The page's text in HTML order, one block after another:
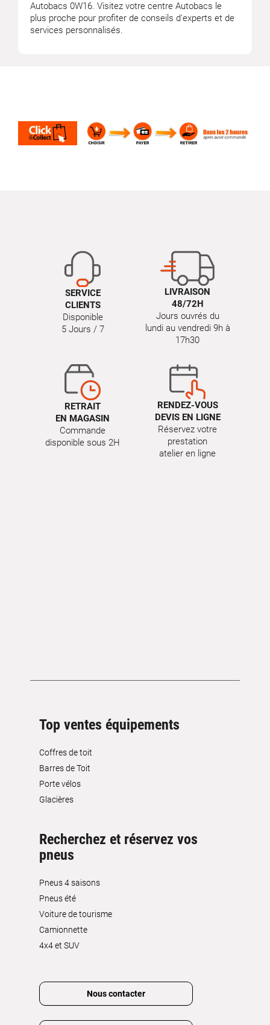
Autobacs 0W16. Visitez votre centre Autobacs le
plus proche pour profiter de conseils d'experts et de
services personnalisés.
SERVICE
CLIENTS
Disponible
5 Jours / 7
LIVRAISON
48/72H
Jours ouvrés du
lundi au vendredi 9h à
17h30
RETRAIT
EN MAGASIN
Commande
disponible sous 2H
RENDEZ-VOUS
DEVIS EN LIGNE
Réservez votre
prestation
atelier en ligne
Top ventes équipements
Coffres de toit
Barres de Toit
Porte vélos
Glacières
Recherchez et réservez vos
pneus
Pneus 4 saisons
Pneus été
Voiture de tourisme
Camionnette
4x4 et SUV
Nous contacter